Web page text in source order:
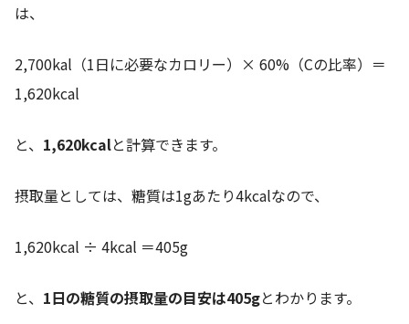
は、
2,700kal（1日に必要なカロリー）× 60%（Cの比率）＝
1,620kcal
と、 1,620kcalと計算できます。
摂取量としては、糖質は1gあたり4kcalなので、
1,620kcal ÷ 4kcal ＝405g
と、 1日の糖質の摂取量の目安は405gとわかります。